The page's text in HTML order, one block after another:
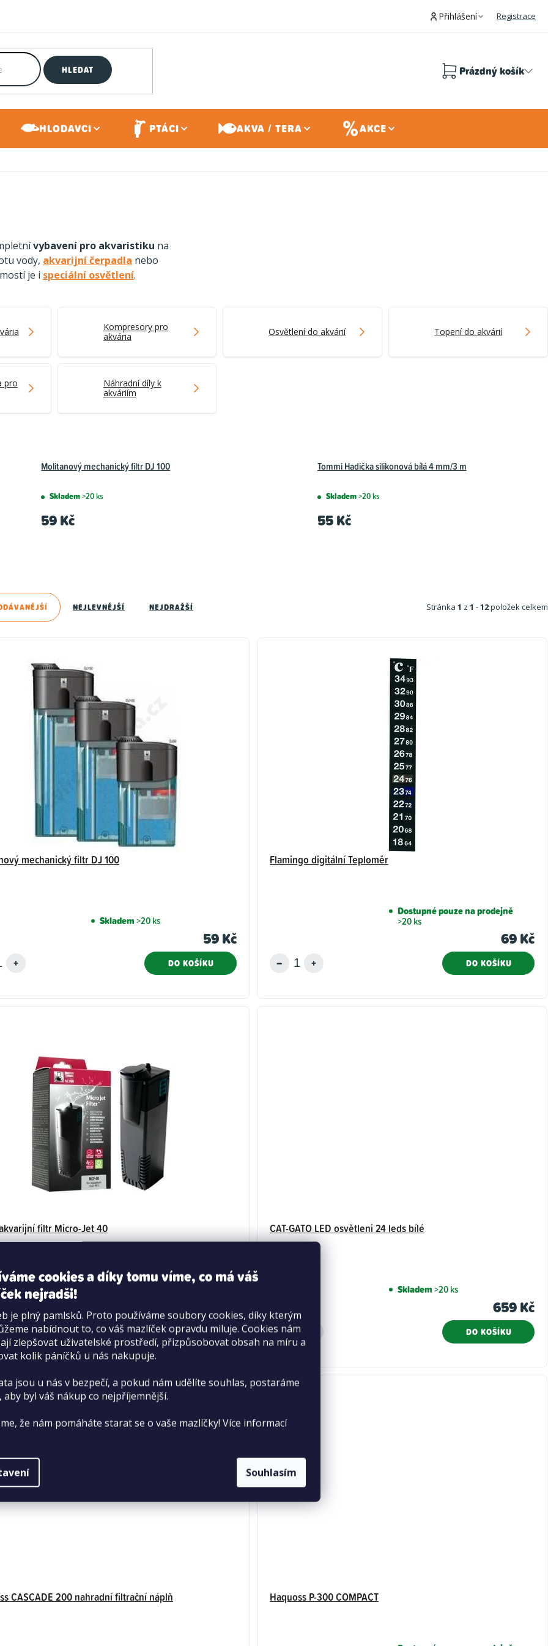
cookies a díky tomu víme, co má váš
nejradši!
je plný pamlsků. Proto používáme soubory cookies, díky kterým
nabídnout to, co váš mazlíček opravdu miluje. Cookies nám
zlepšovat uživatelské prostředí, přizpůsobovat obsah na míru a
kolik páníčků u nás nakupuje.
jsou u nás v bezpečí, a pokud nám udělíte souhlas, postaráme
aby byl váš nákup co nejpříjemnější.
že nám pomáháte starat se o vaše mazlíčky! Více informací
Souhlasím
Přihlášení Registrace
HLEDAT Prázdný košík
HLODAVCI PTÁCI AKVA / TERA AKCE
vybavení pro akvaristiku na
vody, akvarijní čerpadla nebo
je i speciální osvětlení.
Kompresory pro
akvária
Osvětlení do akvárií Topení do akvárií
pro
Náhradní díly k
akváriím
Molitanový mechanický filtr DJ 100
Skladem>20 ks
59 Kč
Tommi Hadička silikonová bílá 4 mm/3 m
Skladem>20 ks
55 Kč
Stránka 1 z 1 -12položek celkem
NEJLEVNĚJŠÍ NEJDRAŽŠÍ
mechanický filtr DJ 100
Skladem>20 ks
59 Kč
DO KOŠÍKU
Flamingo digitální Teploměr
Dostupné pouze na prodejně
>20 ks
69 Kč
DO KOŠÍKU
Newa akvarijní filtr Micro-Jet 40
Průměrné
hodnocení
produktu
je
5,0
z
hvězdiček.
Dostupné pouze na prodejně
549 Kč
DO KOŠÍKU
CAT-GATO LED osvětleni 24 leds bílé
Skladem>20 ks
659 Kč
DO KOŠÍKU
CASCADE 200 nahradní filtrační náplň Haquoss P-300 COMPACT